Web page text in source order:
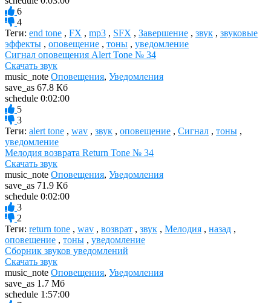
6
4
Теги: end tone , FX , mp3 , SFX , Завершение , звук , звуковые
эффекты , оповещение , тоны , уведомление
Сигнал оповещения Alert Tone № 34
Скачать звук
music_note Оповещения, Уведомления
save_as 67.8 Кб
schedule 0:02:00
5
3
Теги: alert tone , wav , звук , оповещение , Сигнал , тоны ,
уведомление
Мелодия возврата Return Tone № 34
Скачать звук
music_note Оповещения, Уведомления
save_as 71.9 Кб
schedule 0:02:00
3
2
Теги: return tone , wav , возврат , звук , Мелодия , назад ,
оповещение , тоны , уведомление
Сборник звуков уведомлений
Скачать звук
music_note Оповещения, Уведомления
save_as 1.7 Мб
schedule 1:57:00